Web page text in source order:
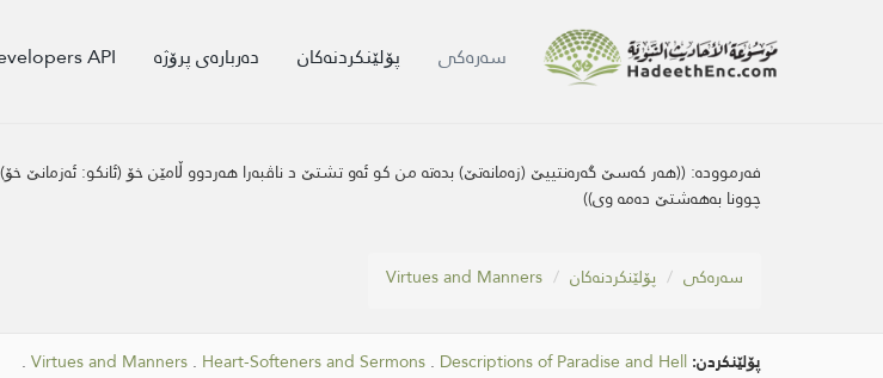
سه‌ره‌كی پۆلێنکردنەکان دەربارەی پرۆژە API
فەرموودە: ((هه‌ر كه‌سێ گه‌ره‌نتییێ (زه‌مانه‌تێ) بده‌ته‌ من كو ئه‌و تشتێ د ناڤبه‌را هه‌ردوو ڵامێن خۆ (ئانكو: ئه‌زمانێ
چوونا به‌هه‌شتێ ده‌مه‌ وی))
سه‌ره‌كی پۆلێنکردنەکان Virtues and Manners
پۆلێنکردن: Virtues and Manners . Heart-Softeners and Sermons . Descriptions of Paradise and Hell
.